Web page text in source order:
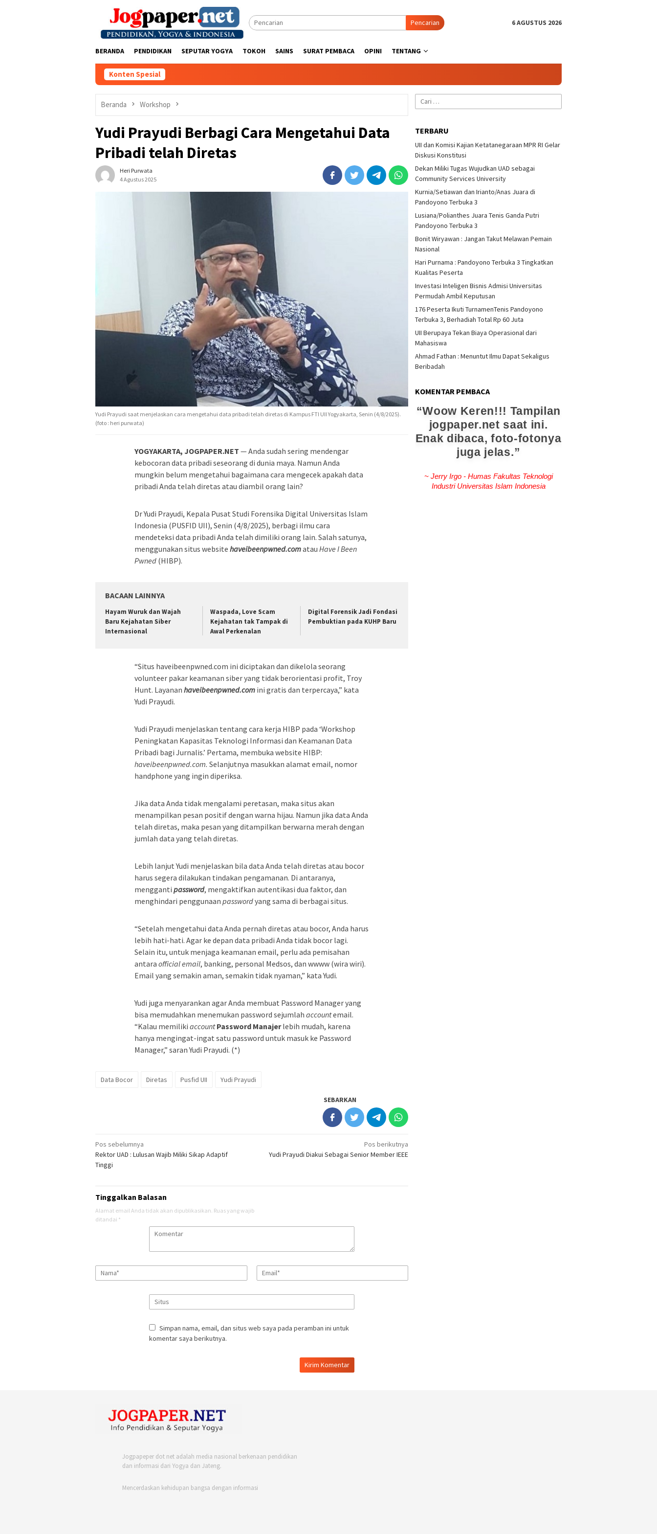
Pencarian 6 AGUSTUS 2026
BERANDA PENDIDIKAN SEPUTAR YOGYA TOKOH SAINS SURAT PEMBACA OPINI TENTANG
Konten Spesial
Beranda Workshop
Yudi Prayudi Berbagi Cara Mengetahui Data
Pribadi telah Diretas
Heri Purwata
4 Agustus 2025
Yudi Prayudi saat menjelaskan cara mengetahui data pribadi telah diretas di Kampus FTI UII Yogyakarta, Senin (4/8/2025).
(foto : heri purwata)
YOGYAKARTA, JOGPAPER.NET — Anda sudah sering mendengar
kebocoran data pribadi seseorang di dunia maya. Namun Anda
mungkin belum mengetahui bagaimana cara mengecek apakah data
pribadi Anda telah diretas atau diambil orang lain?
Dr Yudi Prayudi, Kepala Pusat Studi Forensika Digital Universitas Islam
Indonesia (PUSFID UII), Senin (4/8/2025), berbagi ilmu cara
mendeteksi data pribadi Anda telah dimiliki orang lain. Salah satunya,
menggunakan situs websitehaveibeenpwned.comatau Have I Been
Pwned (HIBP).
BACAAN LAINNYA
Hayam Wuruk dan Wajah
Baru Kejahatan Siber
Internasional
Waspada, Love Scam
Kejahatan tak Tampak di
Awal Perkenalan
Digital Forensik Jadi Fondasi
Pembuktian pada KUHP Baru
“Situs haveibeenpwned.com ini diciptakan dan dikelola seorang
volunteer pakar keamanan siber yang tidak berorientasi profit, Troy
Hunt. Layananhaveibeenpwned.com ini gratis dan terpercaya,” kata
Yudi Prayudi.
Yudi Prayudi menjelaskan tentang cara kerja HIBP pada ‘Workshop
Peningkatan Kapasitas Teknologi Informasi dan Keamanan Data
Pribadi bagi Jurnalis.’ Pertama, membuka website HIBP:
haveibeenpwned.com. Selanjutnya masukkan alamat email, nomor
handphone yang ingin diperiksa.
Jika data Anda tidak mengalami peretasan, maka situs akan
menampilkan pesan positif dengan warna hijau. Namun jika data Anda
telah diretas, maka pesan yang ditampilkan berwarna merah dengan
jumlah data yang telah diretas.
Lebih lanjut Yudi menjelaskan bila data Anda telah diretas atau bocor
harus segera dilakukan tindakan pengamanan. Di antaranya,
mengganti password, mengaktifkan autentikasi dua faktor, dan
menghindari penggunaanpasswordyang sama di berbagai situs.
“Setelah mengetahui data Anda pernah diretas atau bocor, Anda harus
lebih hati-hati. Agar ke depan data pribadi Anda tidak bocor lagi.
Selain itu, untuk menjaga keamanan email, perlu ada pemisahan
antaraofficial email, banking, personal Medsos, dan wwww (wira wiri).
Email yang semakin aman, semakin tidak nyaman,” kata Yudi.
Yudi juga menyarankan agar Anda membuat Password Manager yang
bisa memudahkan menemukan password sejumlahaccountemail.
“Kalau memilikiaccountPassword Manajerlebih mudah, karena
hanya mengingat-ingat satu password untuk masuk ke Password
Manager,” saran Yudi Prayudi. (*)
Data Bocor Diretas Pusfid UII Yudi Prayudi
SEBARKAN
Navigasi
pos
Pos sebelumnya
Rektor UAD : Lulusan Wajib Miliki Sikap Adaptif
Tinggi
Pos berikutnya
Yudi Prayudi Diakui Sebagai Senior Member IEEE
Tinggalkan Balasan
Alamat email Anda tidak akan dipublikasikan. Ruas yang wajib
ditandai *
Simpan nama, email, dan situs web saya pada peramban ini untuk
komentar saya berikutnya.
Cari
untuk:
TERBARU
UII dan Komisi Kajian Ketatanegaraan MPR RI Gelar
Diskusi Konstitusi
Dekan Miliki Tugas Wujudkan UAD sebagai
Community Services University
Kurnia/Setiawan dan Irianto/Anas Juara di
Pandoyono Terbuka 3
Lusiana/Polianthes Juara Tenis Ganda Putri
Pandoyono Terbuka 3
Bonit Wiryawan : Jangan Takut Melawan Pemain
Nasional
Hari Purnama : Pandoyono Terbuka 3 Tingkatkan
Kualitas Peserta
Investasi Inteligen Bisnis Admisi Universitas
Permudah Ambil Keputusan
176 Peserta Ikuti TurnamenTenis Pandoyono
Terbuka 3, Berhadiah Total Rp 60 Juta
UII Berupaya Tekan Biaya Operasional dari
Mahasiswa
Ahmad Fathan : Menuntut Ilmu Dapat Sekaligus
Beribadah
KOMENTAR PEMBACA
Woow Keren!!! Tampilan
jogpaper.net saat ini.
Enak dibaca, foto-fotonya
juga jelas.
~ Jerry Irgo - Humas Fakultas Teknologi
Industri Universitas Islam Indonesia
Jogpapeper dot net adalah media nasional berkenaan pendidikan
dan informasi dari Yogya dan Jateng.
Mencerdaskan kehidupan bangsa dengan informasi